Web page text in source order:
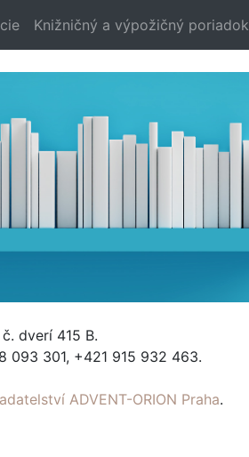
Knižničný a výpožičný poriadok
dverí 415 B.
093 301, +421 915 932 463.
ADVENT-ORION Praha.